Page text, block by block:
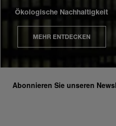
Ökologische Nachhaltigkeit
MEHR ENTDECKEN
Abonnieren Sie unseren